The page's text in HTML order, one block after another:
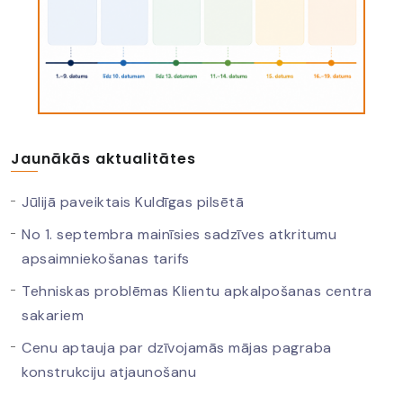
Jaunākās aktualitātes
Jūlijā paveiktais Kuldīgas pilsētā
No 1. septembra mainīsies sadzīves atkritumu
apsaimniekošanas tarifs
Tehniskas problēmas Klientu apkalpošanas centra
sakariem
Cenu aptauja par dzīvojamās mājas pagraba
konstrukciju atjaunošanu